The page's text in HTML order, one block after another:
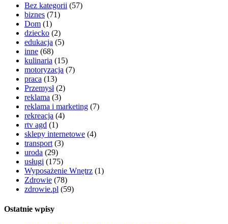
Bez kategorii (57)
biznes (71)
Dom (1)
dziecko (2)
edukacja (5)
inne (68)
kulinaria (15)
motoryzacja (7)
praca (13)
Przemysł(2)
reklama (3)
reklama i marketing (7)
rekreacja (4)
rtv agd (1)
sklepy internetowe (4)
transport (3)
uroda (29)
usługi (175)
Wyposażenie Wnętrz (1)
Zdrowie (78)
zdrowie.pl (59)
Ostatnie wpisy